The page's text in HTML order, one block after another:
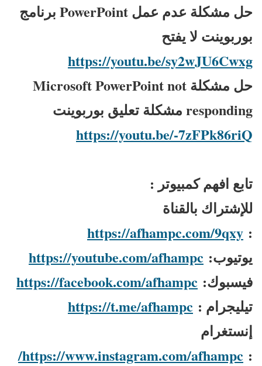
حل مشكلة عدم عمل PowerPoint برنامج
بوربوينت لا يفتح
https://youtu.be/sy2wJU6Cwxg
حل مشكلة Microsoft PowerPoint not
responding مشكلة تعليق بوربوينت
https://youtu.be/-7zFPk86riQ
تابع افهم كمبيوتر :
للإشتراك بالقناة
:
https://afhampc.com/9qxy
يوتيوب: https://youtube.com/afhampc
فيسبوك: https://facebook.com/afhampc
تيليجرام : https://t.me/afhampc
إنستغرام
:
https://www.instagram.com/afhampc/